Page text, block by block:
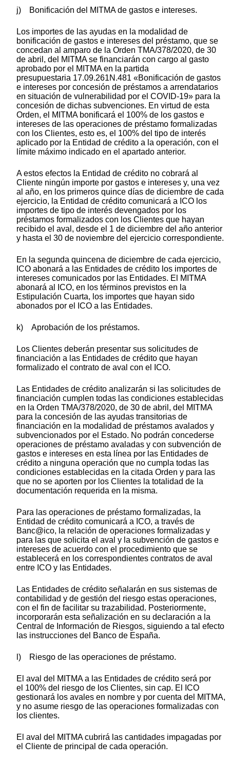
j) Bonificación del MITMA de gastos e intereses.
Los importes de las ayudas en la modalidad de
bonificación de gastos e intereses del préstamo, que se
concedan al amparo de la Orden TMA/378/2020, de 30
de abril, del MITMA se financiarán con cargo al gasto
aprobado por el MITMA en la partida
presupuestaria 17.09.261N.481 «Bonificación de gastos
e intereses por concesión de préstamos a arrendatarios
en situación de vulnerabilidad por el COVID-19» para la
concesión de dichas subvenciones. En virtud de esta
Orden, el MITMA bonificará el 100% de los gastos e
intereses de las operaciones de préstamo formalizadas
con los Clientes, esto es, el 100% del tipo de interés
aplicado por la Entidad de crédito a la operación, con el
límite máximo indicado en el apartado anterior.
A estos efectos la Entidad de crédito no cobrará al
Cliente ningún importe por gastos e intereses y, una vez
al año, en los primeros quince días de diciembre de cada
ejercicio, la Entidad de crédito comunicará a ICO los
importes de tipo de interés devengados por los
préstamos formalizados con los Clientes que hayan
recibido el aval, desde el 1 de diciembre del año anterior
y hasta el 30 de noviembre del ejercicio correspondiente.
En la segunda quincena de diciembre de cada ejercicio,
ICO abonará a las Entidades de crédito los importes de
intereses comunicados por las Entidades. El MITMA
abonará al ICO, en los términos previstos en la
Estipulación Cuarta, los importes que hayan sido
abonados por el ICO a las Entidades.
k) Aprobación de los préstamos.
Los Clientes deberán presentar sus solicitudes de
financiación a las Entidades de crédito que hayan
formalizado el contrato de aval con el ICO.
Las Entidades de crédito analizarán si las solicitudes de
financiación cumplen todas las condiciones establecidas
en la Orden TMA/378/2020, de 30 de abril, del MITMA
para la concesión de las ayudas transitorias de
financiación en la modalidad de préstamos avalados y
subvencionados por el Estado. No podrán concederse
operaciones de préstamo avaladas y con subvención de
gastos e intereses en esta línea por las Entidades de
crédito a ninguna operación que no cumpla todas las
condiciones establecidas en la citada Orden y para las
que no se aporten por los Clientes la totalidad de la
documentación requerida en la misma.
Para las operaciones de préstamo formalizadas, la
Entidad de crédito comunicará a ICO, a través de
Banc@ico, la relación de operaciones formalizadas y
para las que solicita el aval y la subvención de gastos e
intereses de acuerdo con el procedimiento que se
establecerá en los correspondientes contratos de aval
entre ICO y las Entidades.
Las Entidades de crédito señalarán en sus sistemas de
contabilidad y de gestión del riesgo estas operaciones,
con el fin de facilitar su trazabilidad. Posteriormente,
incorporarán esta señalización en su declaración a la
Central de Información de Riesgos, siguiendo a tal efecto
las instrucciones del Banco de España.
l) Riesgo de las operaciones de préstamo.
El aval del MITMA a las Entidades de crédito será por
el 100% del riesgo de los Clientes, sin cap. El ICO
gestionará los avales en nombre y por cuenta del MITMA,
y no asume riesgo de las operaciones formalizadas con
los clientes.
El aval del MITMA cubrirá las cantidades impagadas por
el Cliente de principal de cada operación.